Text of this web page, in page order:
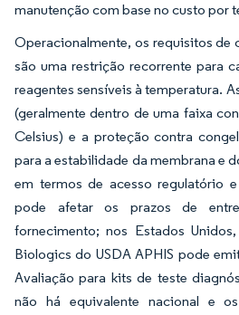
manutenção com base no custo por
Operacionalmente, os requisitos de
são uma restrição recorrente para
reagentes sensíveis à temperatura.
(geralmente dentro de uma faixa
Celsius) e a proteção contra
para a estabilidade da membrana e
em termos de acesso regulatório
pode afetar os prazos de
fornecimento; nos Estados
Biologics do USDA APHIS pode
Avaliação para kits de teste
não há equivalente nacional e